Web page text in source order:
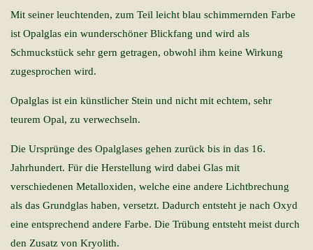
Mit seiner leuchtenden, zum Teil leicht blau schimmernden Farbe
ist Opalglas ein wunderschöner Blickfang und wird als
Schmuckstück sehr gern getragen, obwohl ihm keine Wirkung
zugesprochen wird.
Opalglas ist ein künstlicher Stein und nicht mit echtem, sehr
teurem Opal, zu verwechseln.
Die Ursprünge des Opalglases gehen zurück bis in das 16.
Jahrhundert. Für die Herstellung wird dabei Glas mit
verschiedenen Metalloxiden, welche eine andere Lichtbrechung
als das Grundglas haben, versetzt. Dadurch entsteht je nach Oxyd
eine entsprechend andere Farbe. Die Trübung entsteht meist durch
den Zusatz von Kryolith.